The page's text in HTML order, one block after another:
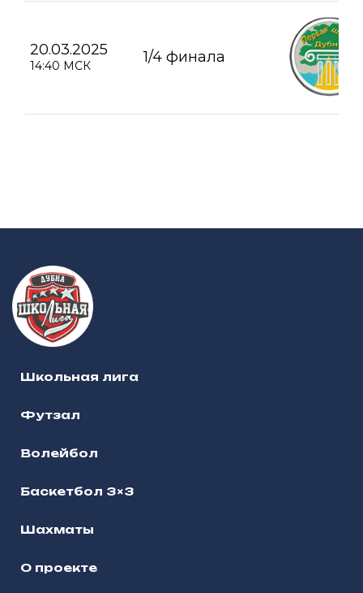
20.03.2025
14:40 МСК 1/4 финала
Школьная лига
Футзал
Волейбол
Баскетбол 3×3
Шахматы
О проекте